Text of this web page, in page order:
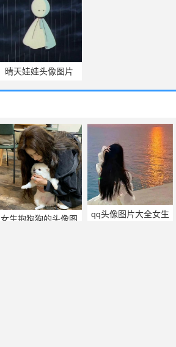
晴天娃娃头像图片
女生抱狗狗的头像图
qq头像图片大全女生